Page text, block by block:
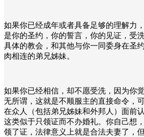
如果你已经成年或者具备足够的理解力
是你的圣约，你的誓言，你的见证，受
具体的教会，和其他与你一同委身在圣
肉相连的弟兄姊妹。
如果你已经相信，却不愿受洗，因为你
无所谓，这就是不顺服主的直接命令，
在众人（包括弟兄姊妹和外邦人）面前
这类似于只领证而不办婚礼。你自己想
领了证，法律意义上就是合法夫妻了，